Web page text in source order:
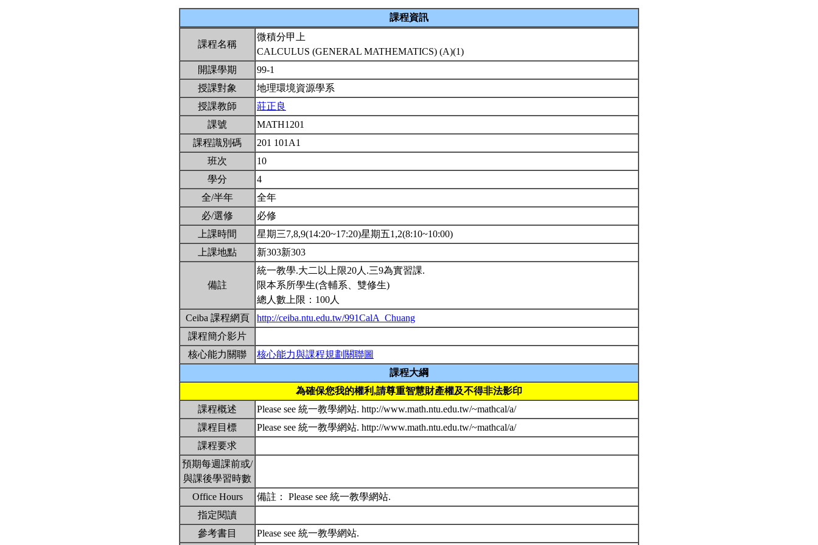
課程資訊
課程名稱
微積分甲上
CALCULUS (GENERAL MATHEMATICS) (A)(1)
開課學期
99-1
授課對象
地理環境資源學系
授課教師
莊正良
課號
MATH1201
課程識別碼
201 101A1
班次
10
學分
4
全/半年
全年
必/選修
必修
上課時間
星期三7,8,9(14:20~17:20)星期五1,2(8:10~10:00)
上課地點
新303新303
備註
統一教學.大二以上限20人.三9為實習課.
限本系所學生(含輔系、雙修生)
總人數上限：100人
Ceiba 課程網頁
http://ceiba.ntu.edu.tw/991CalA_Chuang
課程簡介影片
核心能力關聯
核心能力與課程規劃關聯圖
課程大綱
為確保您我的權利,請尊重智慧財產權及不得非法影印
課程概述
Please see 統一教學網站. http://www.math.ntu.edu.tw/~mathcal/a/
課程目標
Please see 統一教學網站. http://www.math.ntu.edu.tw/~mathcal/a/
課程要求
預期每週課前或/
與課後學習時數
Office Hours
備註： Please see 統一教學網站.
指定閱讀
參考書目
Please see 統一教學網站.